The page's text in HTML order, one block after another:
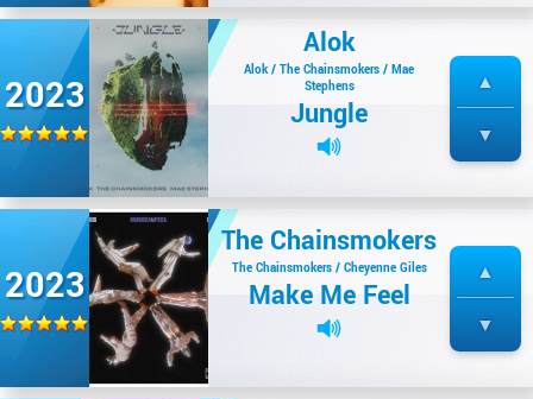
2023
Alok
Alok / The Chainsmokers / Mae
Stephens
Jungle
2023
The Chainsmokers
The Chainsmokers / Cheyenne Giles
Make Me Feel